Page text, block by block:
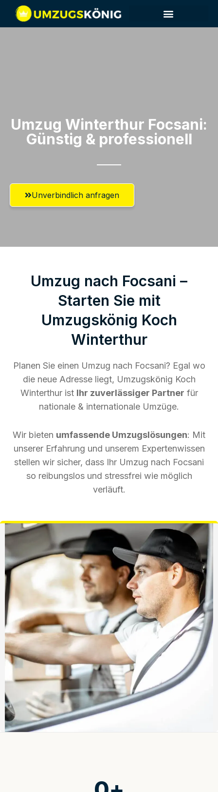
Umzug Winterthur​ Focsani:
Günstig & professionell​
Unverbindlich anfragen
Umzug nach Focsani –
Starten Sie mit
Umzugskönig Koch
Winterthur
Planen Sie einen Umzug nach Focsani? Egal wo
die neue Adresse liegt, Umzugskönig Koch
Winterthur ist Ihr zuverlässiger Partner für
nationale & internationale Umzüge.
Wir bieten umfassende Umzugslösungen: Mit
unserer Erfahrung und unserem Expertenwissen
stellen wir sicher, dass Ihr Umzug nach Focsani
so reibungslos und stressfrei wie möglich
verläuft.